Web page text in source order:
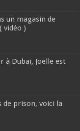
un magasin de
vidéo )
à Dubai, Joelle est
de prison, voici la